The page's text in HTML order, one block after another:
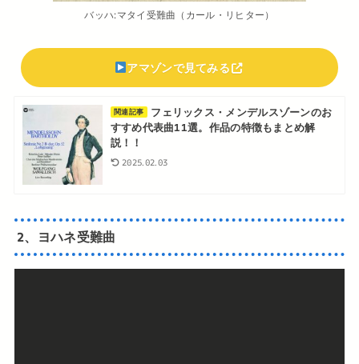
バッハ:マタイ受難曲（カール・リヒター）
アマゾンで見てみる
関連記事
フェリックス・メンデルスゾーンのお
すすめ代表曲11選。作品の特徴もまとめ解
説！！
2025.02.03
2、ヨハネ受難曲